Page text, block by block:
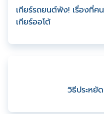
เกียร์รถยนต์พัง! เรื่องที่คน
เกียร์ออโต้
วิธีประหยั